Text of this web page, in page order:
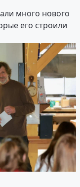
много нового
его строили